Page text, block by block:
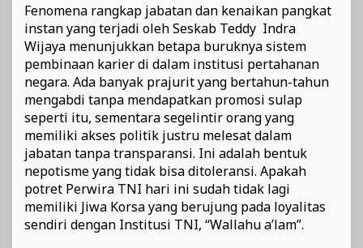
Fenomena rangkap jabatan dan kenaikan pangkat
instan yang terjadi oleh Seskab Teddy Indra
Wijaya menunjukkan betapa buruknya sistem
pembinaan karier di dalam institusi pertahanan
negara. Ada banyak prajurit yang bertahun-tahun
mengabdi tanpa mendapatkan promosi sulap
seperti itu, sementara segelintir orang yang
memiliki akses politik justru melesat dalam
jabatan tanpa transparansi. Ini adalah bentuk
nepotisme yang tidak bisa ditoleransi. Apakah
potret Perwira TNI hari ini sudah tidak lagi
memiliki Jiwa Korsa yang berujung pada loyalitas
sendiri dengan Institusi TNI, “Wallahu a’lam”.